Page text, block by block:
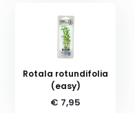
Rotala rotundifolia
(easy)
€ 7,95